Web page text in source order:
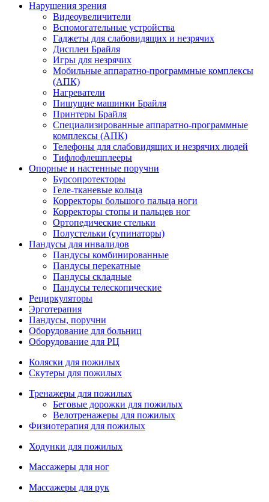
Нарушения зрения
Видеоувеличители
Вспомогательные устройства
Гаджеты для слабовидящих и незрячих
Дисплеи Брайля
Игры для незрячих
Мобильные аппаратно-программные комплексы
(АПК)
Нагреватели
Пишущие машинки Брайля
Принтеры Брайля
Специализированные аппаратно-программные
комплексы (АПК)
Телефоны для слабовидящих и незрячих людей
Тифлофлешплееры
Опорные и настенные поручни
Бурсопротекторы
Геле-тканевые кольца
Корректоры большого пальца ноги
Корректоры стопы и пальцев ног
Ортопедические стельки
Полустельки (супинаторы)
Пандусы для инвалидов
Пандусы комбинированные
Пандусы перекатные
Пандусы складные
Пандусы телескопические
Рециркуляторы
Эрготерапия
Пандусы, поручни
Оборудование для больниц
Оборудование для РЦ
Коляски для пожилых
Скутеры для пожилых
Тренажеры для пожилых
Беговые дорожки для пожилых
Велотренажеры для пожилых
Физиотерапия для пожилых
Ходунки для пожилых
Массажеры для ног
Массажеры для рук